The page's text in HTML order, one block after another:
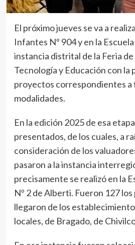
El próximo jueves se va a
Infantes Nº 904 y en la
instancia distrital de la Feria
Tecnología y Educación con la
proyectos correspondientes a
modalidades.
En la edición 2025 de esa
presentados, de los cuales, a
consideración de los
pasaron a la instancia
precisamente se realizó en la
Nº 2 de Alberti. Fueron 127
llegaron de los
locales, de Bragado, de